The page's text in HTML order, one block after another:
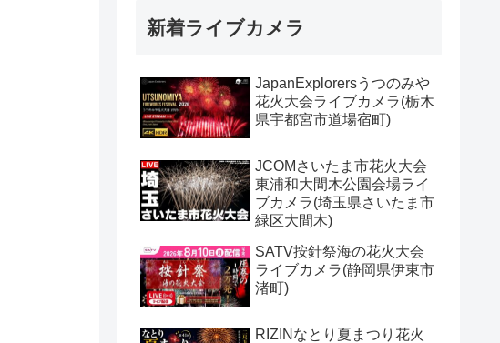
新着ライブカメラ
JapanExplorersうつのみや
花火大会ライブカメラ(栃木
県宇都宮市道場宿町)
JCOMさいたま市花火大会
東浦和大間木公園会場ライ
ブカメラ(埼玉県さいたま市
緑区大間木)
SATV按針祭海の花火大会
ライブカメラ(静岡県伊東市
渚町)
RIZINなとり夏まつり花火